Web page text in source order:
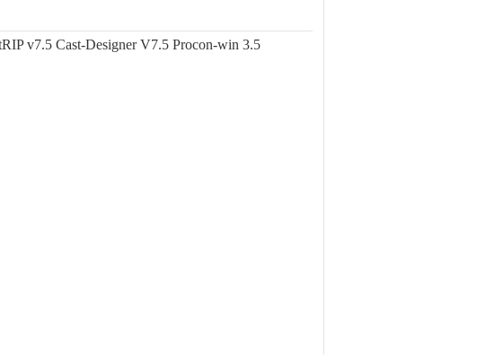
v7.5 Cast-Designer V7.5 Procon-win 3.5